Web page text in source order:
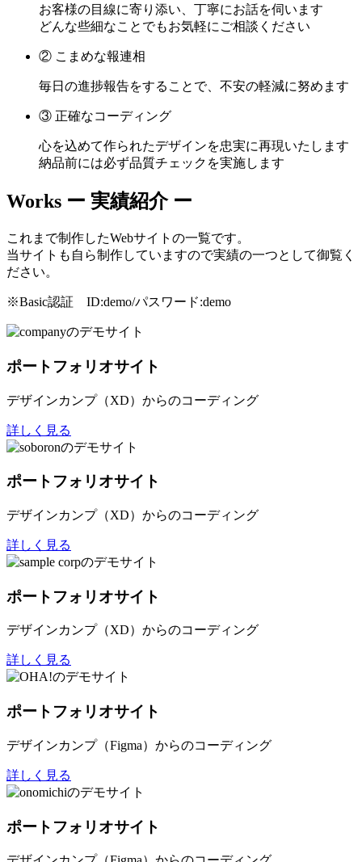
お客様の目線に寄り添い、丁寧にお話を伺います
どんな些細なことでもお気軽にご相談ください
② こまめな報連相
毎日の進捗報告をすることで、不安の軽減に努めます
③ 正確なコーディング
心を込めて作られたデザインを忠実に再現いたします
納品前には必ず品質チェックを実施します
Works ー 実績紹介 ー
これまで制作したWebサイトの一覧です。
当サイトも自ら制作していますので実績の一つとして御覧く
ださい。
※Basic認証 ID:demo/パスワード:demo
ポートフォリオサイト
デザインカンプ（XD）からのコーディング
詳しく見る
ポートフォリオサイト
デザインカンプ（XD）からのコーディング
詳しく見る
ポートフォリオサイト
デザインカンプ（XD）からのコーディング
詳しく見る
ポートフォリオサイト
デザインカンプ（Figma）からのコーディング
詳しく見る
ポートフォリオサイト